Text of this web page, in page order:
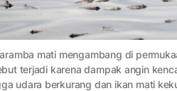
mati mengambang di
terjadi karena dampak angin
udara berkurang dan ikan mati